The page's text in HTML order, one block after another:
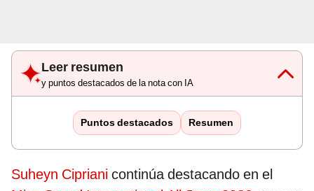
Leer resumen
y puntos destacados de la nota con IA
Puntos destacados Resumen
Suheyn Cipriani continúa destacando en el